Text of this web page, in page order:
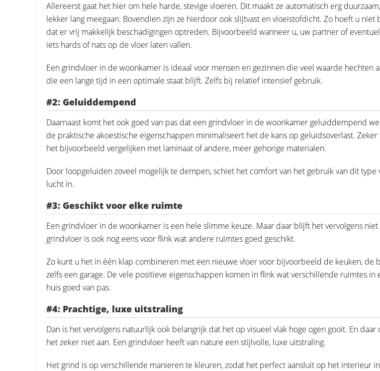
Allereerst gaat het hier om hele harde, stevige vloeren. Dit maakt ze automatisch erg
lekker lang meegaan. Bovendien zijn ze hierdoor ook slijtvast en vloeistofdicht. Zo hoeft u niet
dat er vrij makkelijk beschadigingen optreden. Bijvoorbeeld wanneer u, uw partner of
iets hards of nats op de vloer laten vallen.
Een grindvloer in de woonkamer is ideaal voor mensen en gezinnen die veel waarde hechten
die een lange tijd in een optimale staat blijft. Zelfs bij relatief intensief gebruik.
#2: Geluiddempend
Daarnaast komt het ook goed van pas dat een grindvloer in de woonkamer geluiddempend
de praktische akoestische eigenschappen minimaliseert het de kans op geluidsoverlast.
het bijvoorbeeld vergelijken met laminaat of andere, meer gehorige materialen.
Door loopgeluiden zoveel mogelijk te dempen, schiet het comfort van het gebruik van dit type
lucht in.
#3: Geschikt voor elke ruimte
Een grindvloer in de woonkamer is een hele slimme keuze. Maar daar blijft het vervolgens
grindvloer is ook nog eens voor flink wat andere ruimtes goed geschikt.
Zo kunt u het in één klap combineren met een nieuwe vloer voor bijvoorbeeld de keuken, de
zelfs een garage. De vele positieve eigenschappen komen in flink wat verschillende ruimtes in
huis goed van pas.
#4: Prachtige, luxe uitstraling
Dan is het vervolgens natuurlijk ook belangrijk dat het op visueel vlak hoge ogen gooit. En
het zeker niet aan. Een grindvloer heeft van nature een stijlvolle, luxe uitstraling.
Het grind is op verschillende manieren te kleuren, zodat het perfect aansluit op het interieur